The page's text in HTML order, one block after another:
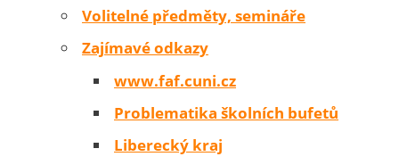
Volitelné předměty, semináře
Zajímavé odkazy
www.faf.cuni.cz
Problematika školních bufetů
Liberecký kraj